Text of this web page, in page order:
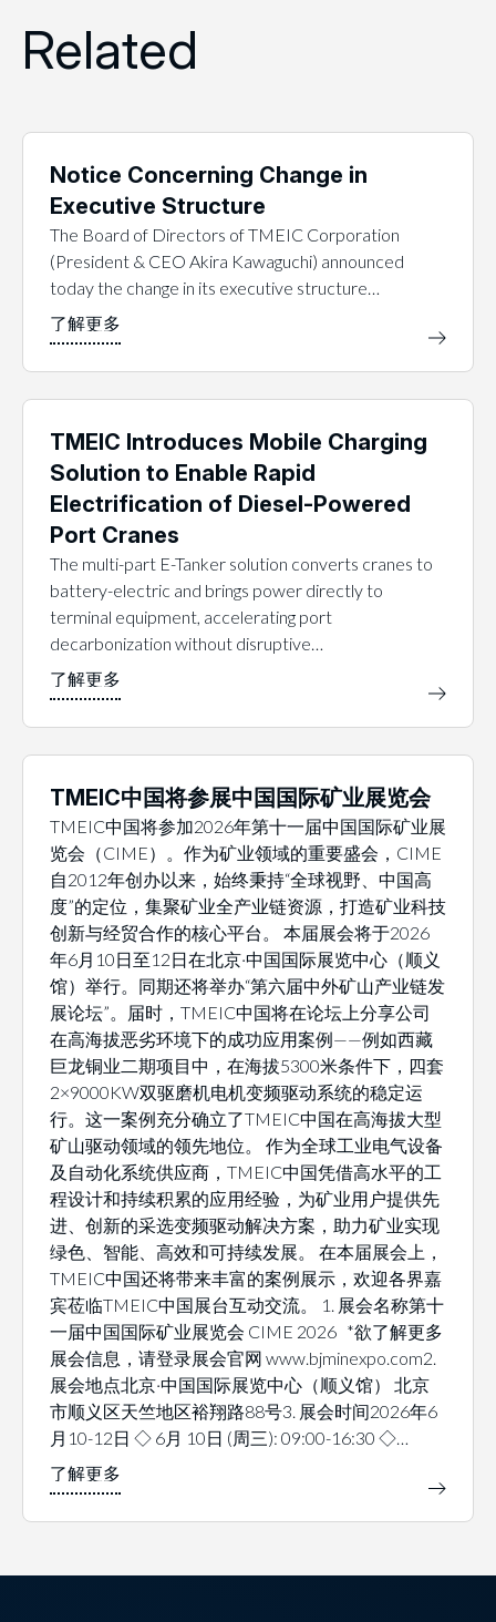
Related
Notice Concerning Change in
Executive Structure
The Board of Directors of TMEIC Corporation
(President & CEO Akira Kawaguchi) announced
today the change in its executive structure…
TMEIC Introduces Mobile Charging
Solution to Enable Rapid
Electrification of Diesel-Powered
Port Cranes
The multi-part E-Tanker solution converts cranes to
battery-electric and brings power directly to
terminal equipment, accelerating port
decarbonization without disruptive…
TMEIC中国将参展中国国际矿业展览会
TMEIC中国将参加2026年第十一届中国国际矿业展
览会（CIME）。作为矿业领域的重要盛会，CIME
自2012年创办以来，始终秉持“全球视野、中国高
度”的定位，集聚矿业全产业链资源，打造矿业科技
创新与经贸合作的核心平台。 本届展会将于2026
年6月10日至12日在北京·中国国际展览中心（顺义
馆）举行。同期还将举办“第六届中外矿山产业链发
展论坛”。届时，TMEIC中国将在论坛上分享公司
在高海拔恶劣环境下的成功应用案例——例如西藏
巨龙铜业二期项目中，在海拔5300米条件下，四套
2×9000KW双驱磨机电机变频驱动系统的稳定运
行。这一案例充分确立了TMEIC中国在高海拔大型
矿山驱动领域的领先地位。 作为全球工业电气设备
及自动化系统供应商，TMEIC中国凭借高水平的工
程设计和持续积累的应用经验，为矿业用户提供先
进、创新的采选变频驱动解决方案，助力矿业实现
绿色、智能、高效和可持续发展。 在本届展会上，
TMEIC中国还将带来丰富的案例展示，欢迎各界嘉
宾莅临TMEIC中国展台互动交流。 1. 展会名称第十
一届中国国际矿业展览会 CIME 2026 *欲了解更多
展会信息，请登录展会官网 www.bjminexpo.com2.
展会地点北京·中国国际展览中心（顺义馆） 北京
市顺义区天竺地区裕翔路88号3. 展会时间2026年6
月10-12日 ◇ 6月 10日 (周三): 09:00-16:30 ◇…